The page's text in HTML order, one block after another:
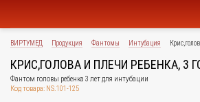
ВИРТУМЕД Продукция Фантомы Интубация
КРИС,ГОЛОВА И ПЛЕЧИ РЕБЕНКА, 3
Фантом головы ребенка 3 лет для интубации
Код товара: NS.101-125